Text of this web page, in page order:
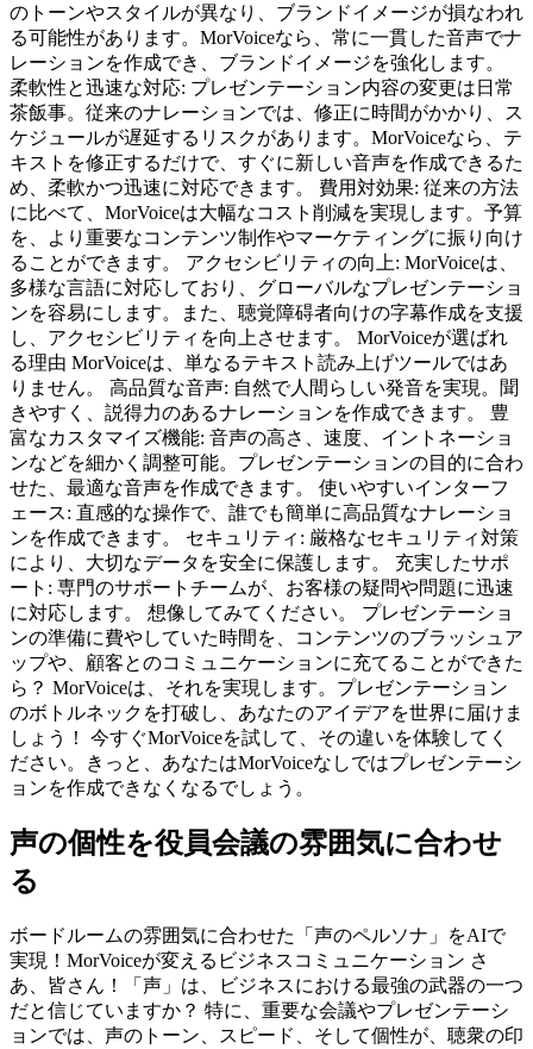
のトーンやスタイルが異なり、ブランドイメージが損なわれ
る可能性があります。MorVoiceなら、常に一貫した音声でナ
レーションを作成でき、ブランドイメージを強化します。
柔軟性と迅速な対応: プレゼンテーション内容の変更は日常
茶飯事。従来のナレーションでは、修正に時間がかかり、ス
ケジュールが遅延するリスクがあります。MorVoiceなら、テ
キストを修正するだけで、すぐに新しい音声を作成できるた
め、柔軟かつ迅速に対応できます。 費用対効果: 従来の方法
に比べて、MorVoiceは大幅なコスト削減を実現します。予算
を、より重要なコンテンツ制作やマーケティングに振り向け
ることができます。 アクセシビリティの向上: MorVoiceは、
多様な言語に対応しており、グローバルなプレゼンテーショ
ンを容易にします。また、聴覚障碍者向けの字幕作成を支援
し、アクセシビリティを向上させます。 MorVoiceが選ばれ
る理由 MorVoiceは、単なるテキスト読み上げツールではあ
りません。 高品質な音声: 自然で人間らしい発音を実現。聞
きやすく、説得力のあるナレーションを作成できます。 豊
富なカスタマイズ機能: 音声の高さ、速度、イントネーショ
ンなどを細かく調整可能。プレゼンテーションの目的に合わ
せた、最適な音声を作成できます。 使いやすいインターフ
ェース: 直感的な操作で、誰でも簡単に高品質なナレーショ
ンを作成できます。 セキュリティ: 厳格なセキュリティ対策
により、大切なデータを安全に保護します。 充実したサポ
ート: 専門のサポートチームが、お客様の疑問や問題に迅速
に対応します。 想像してみてください。 プレゼンテーショ
ンの準備に費やしていた時間を、コンテンツのブラッシュア
ップや、顧客とのコミュニケーションに充てることができた
ら？ MorVoiceは、それを実現します。プレゼンテーション
のボトルネックを打破し、あなたのアイデアを世界に届けま
しょう！ 今すぐMorVoiceを試して、その違いを体験してく
ださい。きっと、あなたはMorVoiceなしではプレゼンテーシ
ョンを作成できなくなるでしょう。
声の個性を役員会議の雰囲気に合わせ
る
ボードルームの雰囲気に合わせた「声のペルソナ」をAIで
実現！MorVoiceが変えるビジネスコミュニケーション さ
あ、皆さん！「声」は、ビジネスにおける最強の武器の一つ
だと信じていますか？ 特に、重要な会議やプレゼンテーシ
ョンでは、声のトーン、スピード、そして個性が、聴衆の印